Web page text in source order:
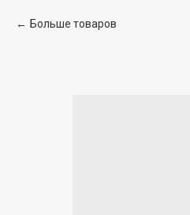
Больше товаров